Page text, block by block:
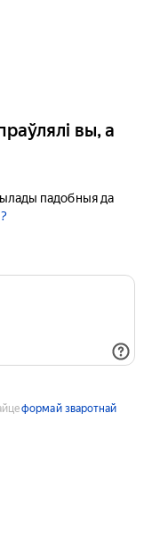
вы, а
падобныя да
формай зваротнай